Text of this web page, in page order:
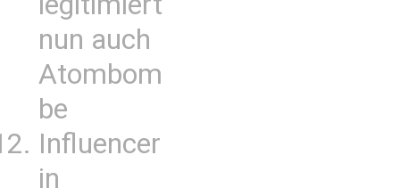
nun auch
Atombom
be
Influencer
in